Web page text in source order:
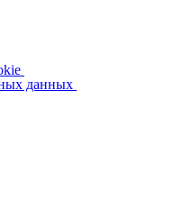
данных